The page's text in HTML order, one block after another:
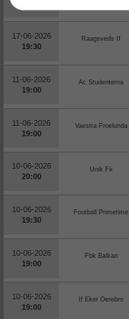
17-06-2026
19:30
Raagsveds If
11-06-2026
19:00
Ac Studenterna
11-06-2026
19:00
Vaestra Froelunda
10-06-2026
20:00
Unik Fk
10-06-2026
19:30
Football Primetime
10-06-2026
19:00
Fbk Balkan
10-06-2026
19:00
If Eker Oerebro